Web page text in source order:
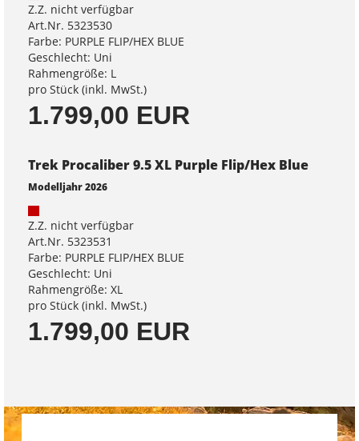
Z.Z. nicht verfügbar
Art.Nr. 5323530
Farbe: PURPLE FLIP/HEX BLUE
Geschlecht: Uni
Rahmengröße: L
pro Stück (inkl. MwSt.)
1.799,00 EUR
Trek Procaliber 9.5 XL Purple Flip/Hex Blue
Modelljahr 2026
Z.Z. nicht verfügbar
Art.Nr. 5323531
Farbe: PURPLE FLIP/HEX BLUE
Geschlecht: Uni
Rahmengröße: XL
pro Stück (inkl. MwSt.)
1.799,00 EUR